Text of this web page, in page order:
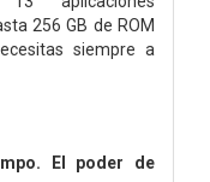
256 GB de ROM
siempre a
El poder de